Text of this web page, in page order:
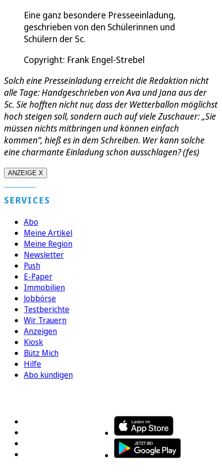
Eine ganz besondere Presseeinladung,
geschrieben von den Schülerinnen und
Schülern der 5c.
Copyright: Frank Engel-Strebel
Solch eine Presseinladung erreicht die Redaktion nicht
alle Tage: Handgeschrieben von Ava und Jana aus der
5c. Sie hofften nicht nur, dass der Wetterballon möglichst
hoch steigen soll, sondern auch auf viele Zuschauer: „Sie
müssen nichts mitbringen und können einfach
kommen“, hieß es in dem Schreiben. Wer kann solche
eine charmante Einladung schon ausschlagen? (fes)
ANZEIGE X
SERVICES
Abo
Meine Artikel
Meine Region
Newsletter
Push
E-Paper
Immobilien
Jobbörse
Testberichte
Wir Trauern
Anzeigen
Kiosk
Bütz Mich
Hilfe
Abo kündigen